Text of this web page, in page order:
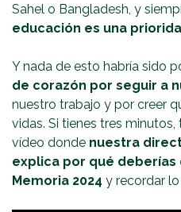
Sahel o Bangladesh, y
educación es una
Y nada de esto habría sido
de corazón por seguir a
nuestro trabajo y por creer
vidas. Si tienes tres
vídeo donde nuestra
explica por qué
Memoria 2024 y recordar